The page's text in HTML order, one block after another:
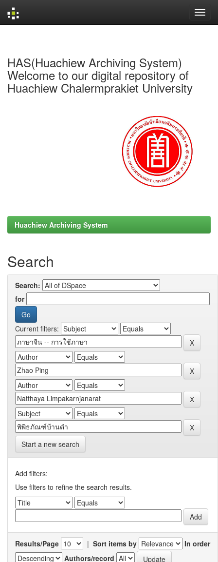
HAS(Huachiew Archiving System)
Welcome to our digital repository of
Huachiew Chalermprakiet University
Huachiew Archiving System
Search
Search:
for
Current filters:
Start a new search
Add filters:
Use filters to refine the search results.
Results/Page | Sort items by
In order
Authors/record